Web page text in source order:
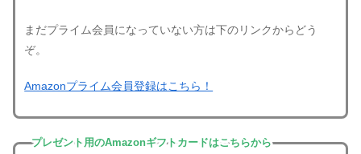
まだプライム会員になっていない方は下のリンクからどう
ぞ。
Amazonプライム会員登録はこちら！
プレゼント用のAmazonギフトカードはこちらから